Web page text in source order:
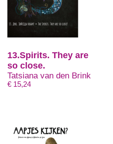
13.Spirits. They are
so close.
Tatsiana van den Brink
€ 15,24